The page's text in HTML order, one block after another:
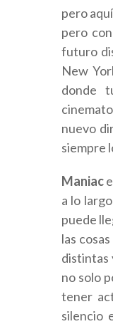
pero
pero
futuro
New
donde
nuevo
siempre
Maniac
a lo
puede
las
distintas
no solo
tener
silencio